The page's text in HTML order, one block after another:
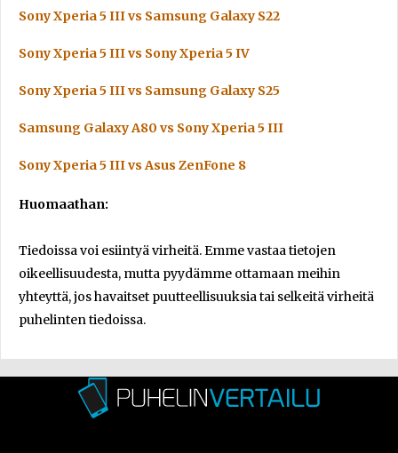
Sony Xperia 5 III vs Samsung Galaxy S22
Sony Xperia 5 III vs Sony Xperia 5 IV
Sony Xperia 5 III vs Samsung Galaxy S25
Samsung Galaxy A80 vs Sony Xperia 5 III
Sony Xperia 5 III vs Asus ZenFone 8
Huomaathan:
Tiedoissa voi esiintyä virheitä. Emme vastaa tietojen
oikeellisuudesta, mutta pyydämme ottamaan meihin
yhteyttä, jos havaitset puutteellisuuksia tai selkeitä virheitä
puhelinten tiedoissa.